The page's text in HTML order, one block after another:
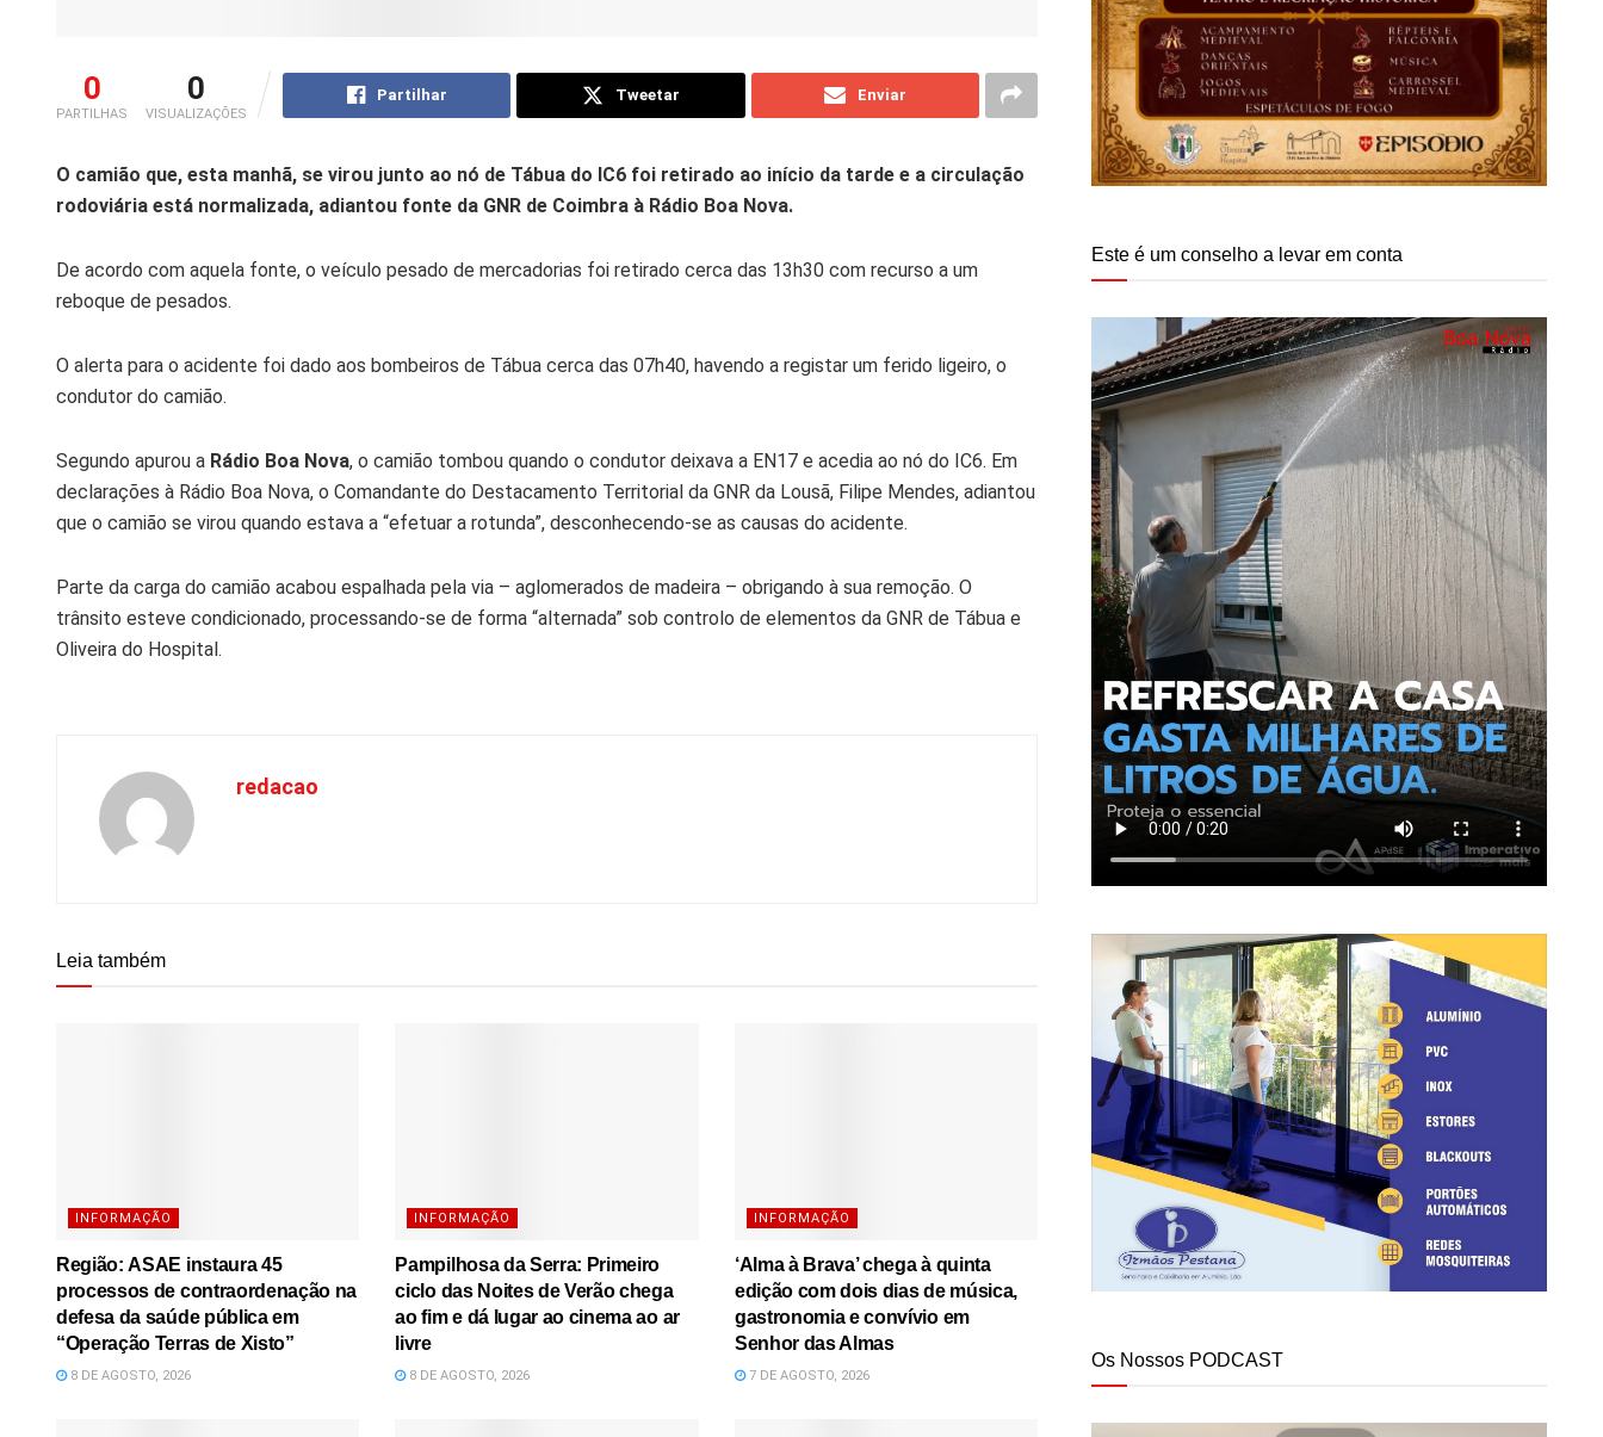
0
PARTILHAS
0
VISUALIZAÇÕES
Partilhar Tweetar Enviar
O camião que, esta manhã, se virou junto ao nó de Tábua do IC6 foi retirado ao início da tarde e a circulação
rodoviária está normalizada, adiantou fonte da GNR de Coimbra à Rádio Boa Nova.
De acordo com aquela fonte, o veículo pesado de mercadorias foi retirado cerca das 13h30 com recurso a um
reboque de pesados.
O alerta para o acidente foi dado aos bombeiros de Tábua cerca das 07h40, havendo a registar um ferido ligeiro, o
condutor do camião.
Segundo apurou a Rádio Boa Nova, o camião tombou quando o condutor deixava a EN17 e acedia ao nó do IC6. Em
declarações à Rádio Boa Nova, o Comandante do Destacamento Territorial da GNR da Lousã, Filipe Mendes, adiantou
que o camião se virou quando estava a “efetuar a rotunda”, desconhecendo-se as causas do acidente.
Parte da carga do camião acabou espalhada pela via – aglomerados de madeira – obrigando à sua remoção. O
trânsito esteve condicionado, processando-se de forma “alternada” sob controlo de elementos da GNR de Tábua e
Oliveira do Hospital.
redacao
Leia também
INFORMAÇÃO
Região: ASAE instaura 45
processos de contraordenação na
defesa da saúde pública em
“Operação Terras de Xisto”
8 DE AGOSTO, 2026
INFORMAÇÃO
Pampilhosa da Serra: Primeiro
ciclo das Noites de Verão chega
ao fim e dá lugar ao cinema ao ar
livre
8 DE AGOSTO, 2026
INFORMAÇÃO
‘Alma à Brava’ chega à quinta
edição com dois dias de música,
gastronomia e convívio em
Senhor das Almas
7 DE AGOSTO, 2026
Este é um conselho a levar em conta
Os Nossos PODCAST